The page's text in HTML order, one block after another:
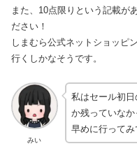
また、10点限りという記載が
ださい！
しまむら公式ネットショッピ
行くしかなそうです。
みい
私はセール初
か残っていなか
早めに行ってみ